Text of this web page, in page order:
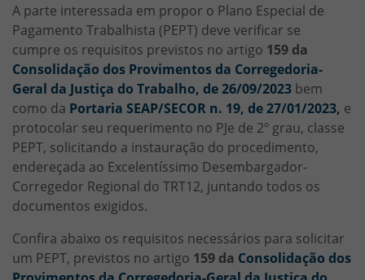
A parte interessada em propor o Plano Especial de
Pagamento Trabalhista (PEPT) deve verificar se
cumpre os requisitos previstos no artigo 159 da
Consolidação dos Provimentos da Corregedoria-
Geral da Justiça do Trabalho, de 26/09/2023 bem
como da Portaria SEAP/SECOR n. 19, de 27/01/2023, e
protocolar seu requerimento no PJe de 2º grau, classe
PEPT, solicitando a instauração do procedimento,
endereçada ao Excelentíssimo Desembargador-
Corregedor Regional do TRT12, juntando todos os
documentos exigidos.
Confira abaixo os requisitos necessários para solicitar
um PEPT, previstos no artigo 159 da Consolidação dos